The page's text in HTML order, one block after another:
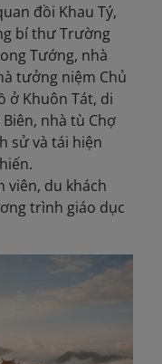
đồi Khau Tý,
bí thư Trường
Tướng, nhà
tưởng niệm Chủ
ở Khuôn Tát, di
nhà tù Chợ
sử và tái hiện
viên, du khách
trình giáo dục